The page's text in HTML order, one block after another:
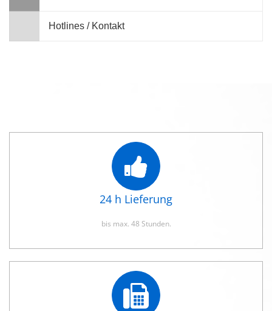
Hotlines / Kontakt
24 h Lieferung
bis max. 48 Stunden.